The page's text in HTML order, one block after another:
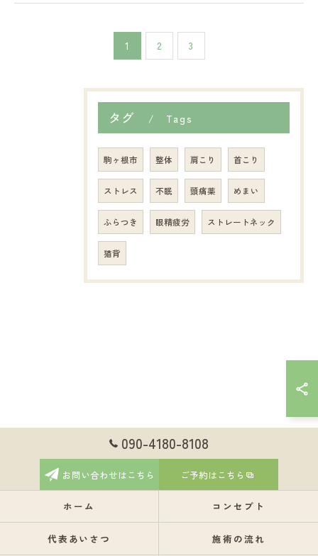
1 2 3
タグ Tags
駒ヶ根市 整体 肩こり 首こり
ストレス 不眠 頭痛薬 めまい
ふらつき 眼精疲労 ストレートネック
猫背
090-4180-8108
お問い合わせはこちら ご予約はこちら
ホーム コンセプト
代表あいさつ 施術の流れ